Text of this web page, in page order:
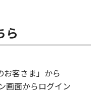
ら
お客さま」から
画面からログイン